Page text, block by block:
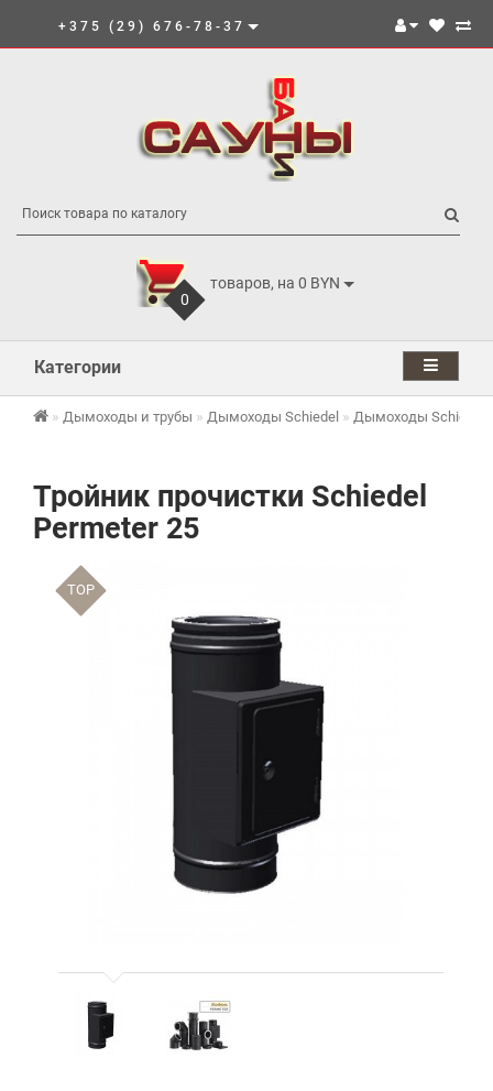
+375 (29) 676-78-37
0
товаров, на 0 BYN
Категории
Дымоходы и трубы Дымоходы Schiedel Дымоходы Schiedel
Тройник прочистки Schiedel
Permeter 25
TOP